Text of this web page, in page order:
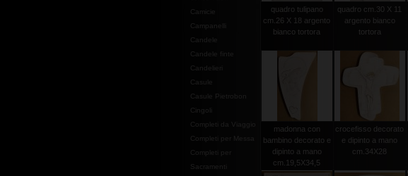
Camicie
Campanelli
Candele
Candele finte
Candelieri
Casule
Casule Pietrobon
Cingoli
Completi da Viaggio
Completi per Messa
Completi per
Sacramenti
quadro tulipano
cm.26 X 18 argento
bianco tortora
quadro cm.30 X 11
argento bianco
tortora
madonna con
bambino decorato e
dipinto a mano
cm.19,5X34,5
crocefisso decorato
e dipinto a mano
cm.34X28